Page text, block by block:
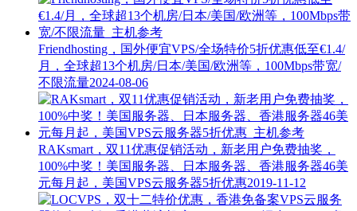
Friendhosting，国外便宜VPS/全场特价5折优惠低至€1.4/
月，全球超13个机房/日本/美国/欧洲等，100Mbps带宽/
不限流量2024-08-06
RAKsmart，双11优惠促销活动，新老用户免费抽奖，
100%中奖！美国服务器、日本服务器、香港服务器46美
元每月起，美国VPS云服务器5折优惠2019-11-12